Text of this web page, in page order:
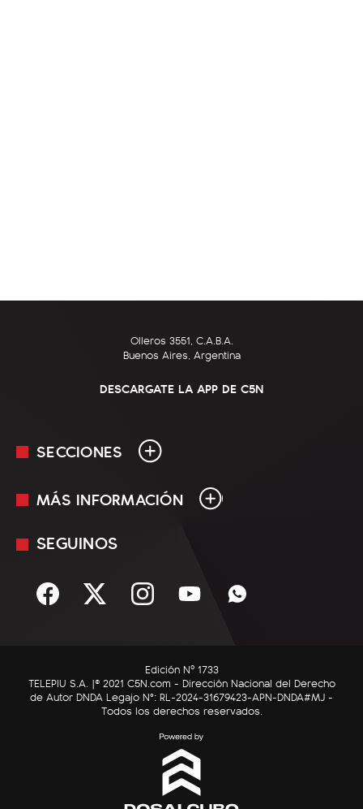
Olleros 3551, C.A.B.A.
Buenos Aires, Argentina
DESCARGATE LA APP DE C5N
SECCIONES
En Vivo
Sociedad
C5N Autos
RatingCero
MÁS INFORMACIÓN
Mediakit
Términos y condiciones
SEGUINOS
Edición Nº 1733
TELEPIU S.A. |© 2021 C5N.com - Dirección Nacional del Derecho
de Autor DNDA Legajo N°: RL-2024-31679423-APN-DNDA#MJ -
Todos los derechos reservados.